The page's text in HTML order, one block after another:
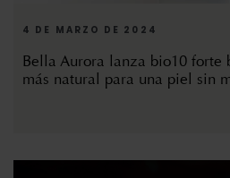
4 DE MARZO DE 2024
Bella Aurora lanza bio10
más natural para una piel sin